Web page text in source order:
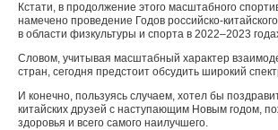
Кстати, в продолжение этого масштабного
намечено проведение Годов российско-
в области физкультуры и спорта в 2022–2023
Словом, учитывая масштабный характер
стран, сегодня предстоит обсудить широкий
И конечно, пользуясь случаем, хотел бы
китайских друзей с наступающим Новым годом,
здоровья и всего самого наилучшего.